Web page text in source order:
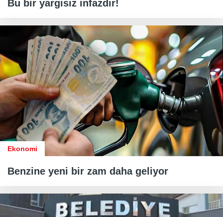
Bu bir yargısız infazdır!
Ekonomi
Benzine yeni bir zam daha geliyor